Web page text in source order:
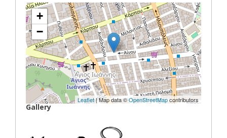
+
−
Leaflet| Map data ©OpenStreetMapcontributors
Gallery